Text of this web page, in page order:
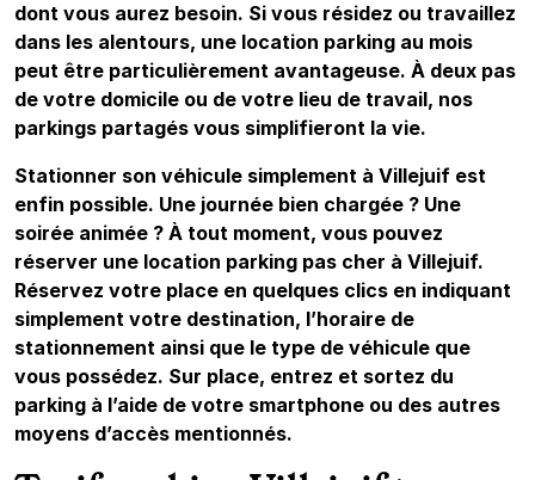
dont vous aurez besoin. Si vous résidez ou travaillez
dans les alentours, une location parking au mois
peut être particulièrement avantageuse. À deux pas
de votre domicile ou de votre lieu de travail, nos
parkings partagés vous simplifieront la vie.
Stationner son véhicule simplement à Villejuif est
enfin possible. Une journée bien chargée ? Une
soirée animée ? À tout moment, vous pouvez
réserver une location parking pas cher à Villejuif.
Réservez votre place en quelques clics en indiquant
simplement votre destination, l’horaire de
stationnement ainsi que le type de véhicule que
vous possédez. Sur place, entrez et sortez du
parking à l’aide de votre smartphone ou des autres
moyens d’accès mentionnés.